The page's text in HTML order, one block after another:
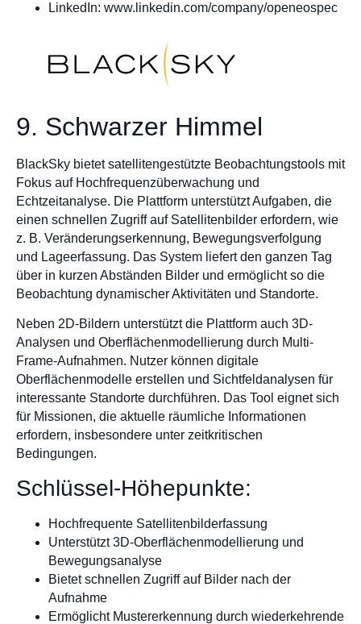
LinkedIn: www.linkedin.com/company/openeospec
9. Schwarzer Himmel
BlackSky bietet satellitengestützte Beobachtungstools mit
Fokus auf Hochfrequenzüberwachung und
Echtzeitanalyse. Die Plattform unterstützt Aufgaben, die
einen schnellen Zugriff auf Satellitenbilder erfordern, wie
z. B. Veränderungserkennung, Bewegungsverfolgung
und Lageerfassung. Das System liefert den ganzen Tag
über in kurzen Abständen Bilder und ermöglicht so die
Beobachtung dynamischer Aktivitäten und Standorte.
Neben 2D-Bildern unterstützt die Plattform auch 3D-
Analysen und Oberflächenmodellierung durch Multi-
Frame-Aufnahmen. Nutzer können digitale
Oberflächenmodelle erstellen und Sichtfeldanalysen für
interessante Standorte durchführen. Das Tool eignet sich
für Missionen, die aktuelle räumliche Informationen
erfordern, insbesondere unter zeitkritischen
Bedingungen.
Schlüssel-Höhepunkte:
Hochfrequente Satellitenbilderfassung
Unterstützt 3D-Oberflächenmodellierung und
Bewegungsanalyse
Bietet schnellen Zugriff auf Bilder nach der
Aufnahme
Ermöglicht Mustererkennung durch wiederkehrende